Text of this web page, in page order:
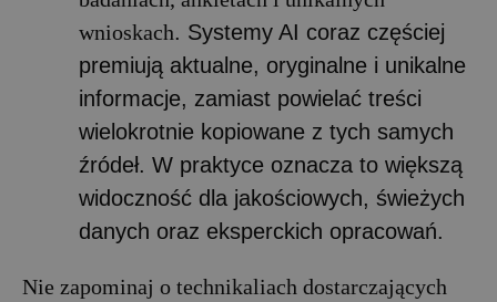
wnioskach. Systemy AI coraz częściej
premiują aktualne, oryginalne i unikalne
informacje, zamiast powielać treści
wielokrotnie kopiowane z tych samych
źródeł. W praktyce oznacza to większą
widoczność dla jakościowych, świeżych
danych oraz eksperckich opracowań.
Nie zapominaj o technikaliach dostarczających